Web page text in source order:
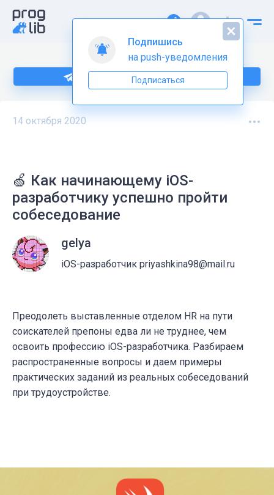
Подпишитесь на нас в Telegram
14 октября 2020
🍏 Как начинающему iOS-
разработчику успешно пройти
собеседование
gelya
iOS-разработчик priyashkina98@mail.ru
Преодолеть выставленные отделом HR на пути
соискателей препоны едва ли не труднее, чем
освоить профессию iOS-разработчика. Разбираем
распространенные вопросы и даем примеры
практических заданий из реальных собеседований
при трудоустройстве.
Подпишись
на push-уведомления
Подписаться